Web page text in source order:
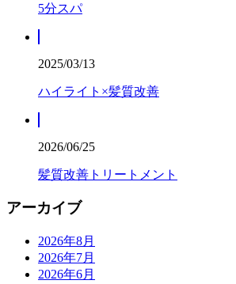
5分スパ
2025/03/13
ハイライト×髪質改善
2026/06/25
髪質改善トリートメント
アーカイブ
2026年8月
2026年7月
2026年6月